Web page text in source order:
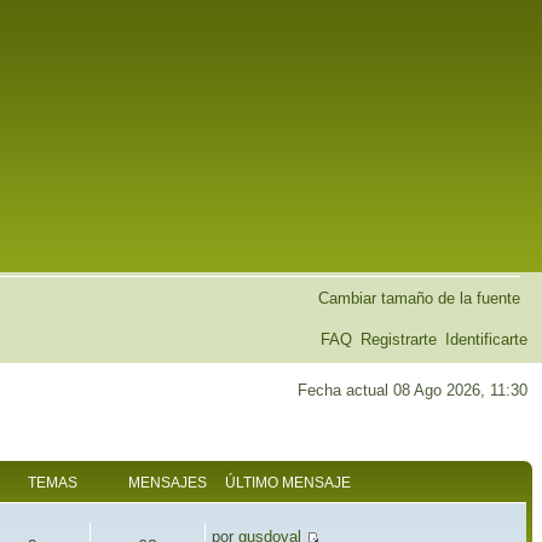
Cambiar tamaño de la fuente
FAQ Registrarte Identificarte
Fecha actual 08 Ago 2026, 11:30
TEMAS MENSAJES ÚLTIMO MENSAJE
por gusdoval